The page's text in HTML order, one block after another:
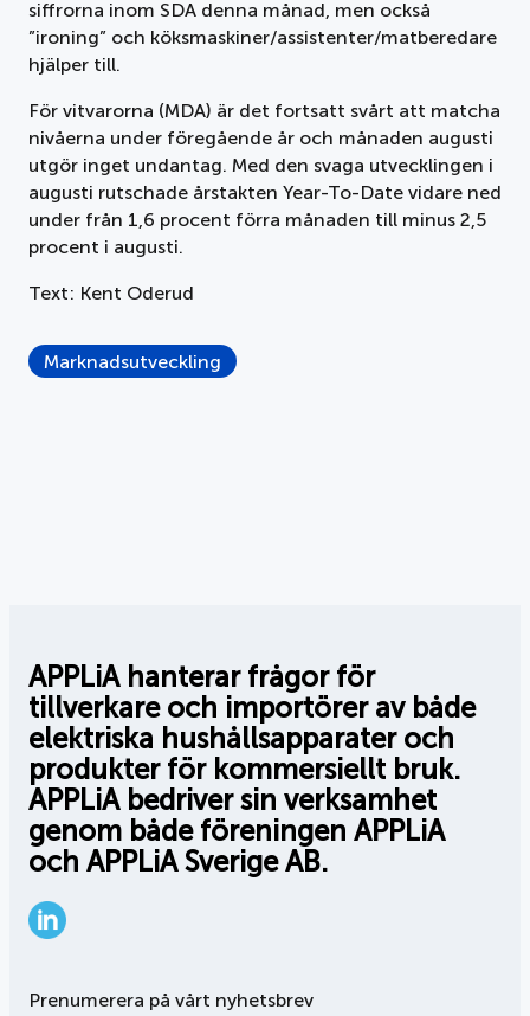
siffrorna inom SDA denna månad, men också
”ironing” och köksmaskiner/assistenter/matberedare
hjälper till.
För vitvarorna (MDA) är det fortsatt svårt att matcha
nivåerna under föregående år och månaden augusti
utgör inget undantag. Med den svaga utvecklingen i
augusti rutschade årstakten Year-To-Date vidare ned
under från 1,6 procent förra månaden till minus 2,5
procent i augusti.
Text: Kent Oderud
Marknadsutveckling
APPLiA hanterar frågor för
tillverkare och importörer av både
elektriska hushållsapparater och
produkter för kommersiellt bruk.
APPLiA bedriver sin verksamhet
genom både föreningen APPLiA
och APPLiA Sverige AB.
Prenumerera på vårt nyhetsbrev